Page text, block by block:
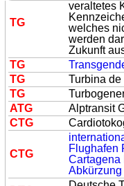
TG
veraltetes
welches
werden
Zukunft
TG
TG
Turbina de
TG
ATG Alptransit
CTG
CTG
Flughafen
Cartagena